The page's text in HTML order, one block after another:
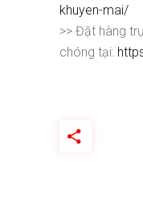
khuyen-mai/
>> Đặt hàng
chóng tại: